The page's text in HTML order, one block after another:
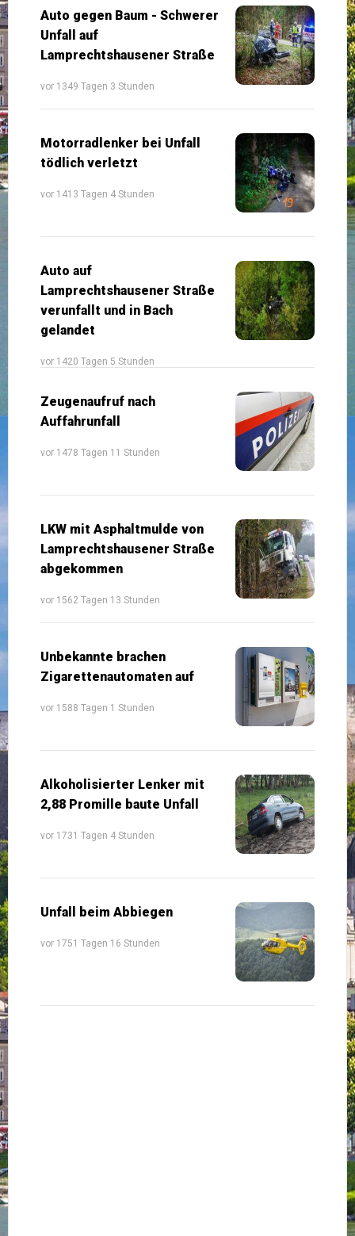
Auto gegen Baum - Schwerer
Unfall auf
Lamprechtshausener Straße
vor 1349 Tagen 3 Stunden
Motorradlenker bei Unfall
tödlich verletzt
vor 1413 Tagen 4 Stunden
Auto auf
Lamprechtshausener Straße
verunfallt und in Bach
gelandet
vor 1420 Tagen 5 Stunden
Zeugenaufruf nach
Auffahrunfall
vor 1478 Tagen 11 Stunden
LKW mit Asphaltmulde von
Lamprechtshausener Straße
abgekommen
vor 1562 Tagen 13 Stunden
Unbekannte brachen
Zigarettenautomaten auf
vor 1588 Tagen 1 Stunden
Alkoholisierter Lenker mit
2,88 Promille baute Unfall
vor 1731 Tagen 4 Stunden
Unfall beim Abbiegen
vor 1751 Tagen 16 Stunden